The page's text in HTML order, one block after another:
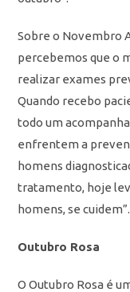
Sobre o Novembro
percebemos que o
realizar exames
Quando recebo
todo um
enfrentem a
homens
tratamento, hoje
homens, se cuidem”.
Outubro Rosa
O Outubro Rosa é